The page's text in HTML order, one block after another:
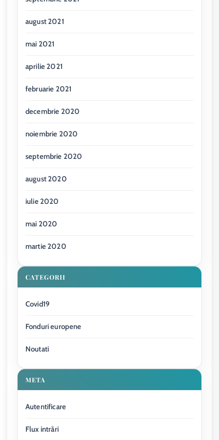
august 2021
mai 2021
aprilie 2021
februarie 2021
decembrie 2020
noiembrie 2020
septembrie 2020
august 2020
iulie 2020
mai 2020
martie 2020
CATEGORII
Covid19
Fonduri europene
Noutati
META
Autentificare
Flux intrări